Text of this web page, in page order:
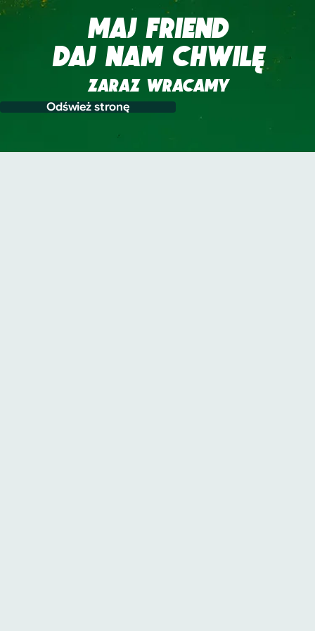
MAJ FRIEND
DAJ NAM CHWILĘ
ZARAZ WRACAMY
Odśwież stronę